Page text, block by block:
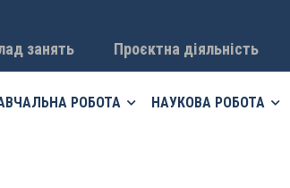
занять Проєктна діяльність
РОБОТА НАУКОВА РОБОТА